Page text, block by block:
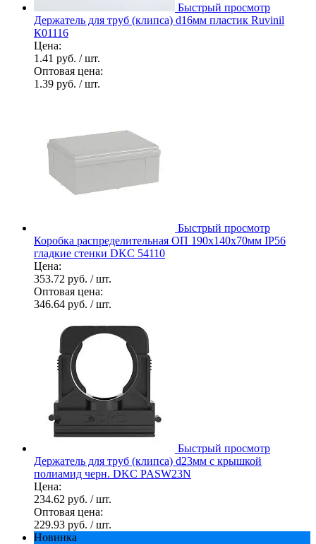
Быстрый просмотр
Держатель для труб (клипса) d16мм пластик Ruvinil
К01116
Цена:
1.41 руб. / шт.
Оптовая цена:
1.39 руб. / шт.
Быстрый просмотр
Коробка распределительная ОП 190х140х70мм IP56
гладкие стенки DKC 54110
Цена:
353.72 руб. / шт.
Оптовая цена:
346.64 руб. / шт.
Быстрый просмотр
Держатель для труб (клипса) d23мм с крышкой
полиамид черн. DKC PASW23N
Цена:
234.62 руб. / шт.
Оптовая цена:
229.93 руб. / шт.
Новинка